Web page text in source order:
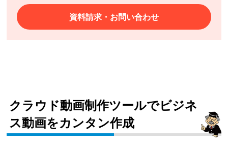
資料請求・お問い合わせ
クラウド動画制作ツールでビジネ
ス動画をカンタン作成